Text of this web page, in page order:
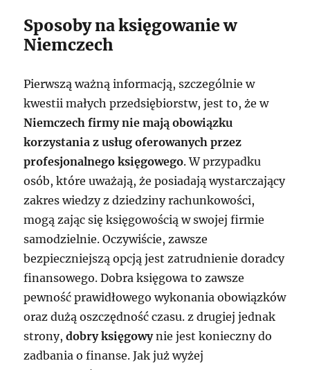
Sposoby na księgowanie w
Niemczech
Pierwszą ważną informacją, szczególnie w
kwestii małych przedsiębiorstw, jest to, że w
Niemczech firmy nie mają obowiązku
korzystania z usług oferowanych przez
profesjonalnego księgowego. W przypadku
osób, które uważają, że posiadają wystarczający
zakres wiedzy z dziedziny rachunkowości,
mogą zając się księgowością w swojej firmie
samodzielnie. Oczywiście, zawsze
bezpieczniejszą opcją jest zatrudnienie doradcy
finansowego. Dobra księgowa to zawsze
pewność prawidłowego wykonania obowiązków
oraz dużą oszczędność czasu. z drugiej jednak
strony,dobry księgowynie jest konieczny do
zadbania o finanse. Jak już wyżej